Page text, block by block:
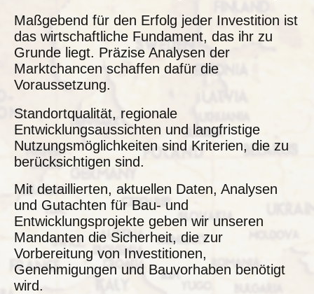
Maßgebend für den Erfolg jeder Investition ist
das wirtschaftliche Fundament, das ihr zu
Grunde liegt. Präzise Analysen der
Marktchancen schaffen dafür die
Voraussetzung.
Standortqualität, regionale
Entwicklungsaussichten und langfristige
Nutzungsmöglichkeiten sind Kriterien, die zu
berücksichtigen sind.
Mit detaillierten, aktuellen Daten, Analysen
und Gutachten für Bau- und
Entwicklungsprojekte geben wir unseren
Mandanten die Sicherheit, die zur
Vorbereitung von Investitionen,
Genehmigungen und Bauvorhaben benötigt
wird.